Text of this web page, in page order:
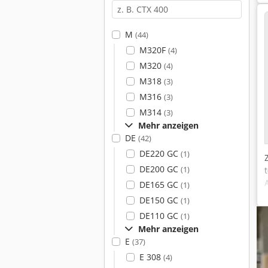
M (44)
M320F (4)
M320 (4)
M318 (3)
M316 (3)
M314 (3)
Mehr anzeigen
DE (42)
DE220 GC (1)
DE200 GC (1)
DE165 GC (1)
DE150 GC (1)
DE110 GC (1)
Mehr anzeigen
E (37)
E 308 (4)